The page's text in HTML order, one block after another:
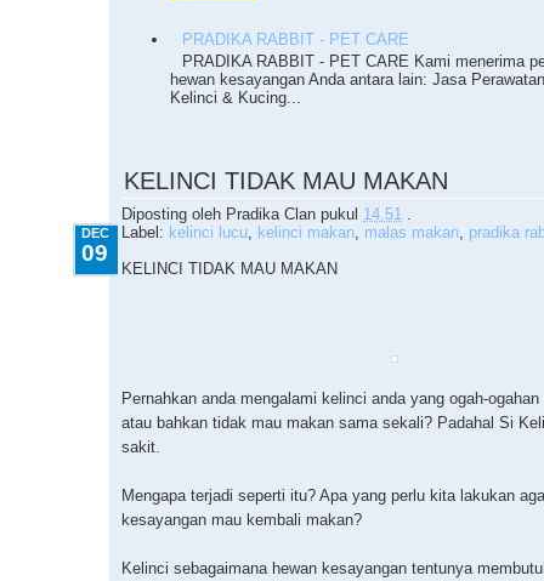
PRADIKA RABBIT - PET CARE
PRADIKA RABBIT - PET CARE Kami menerima
hewan kesayangan Anda antara lain: Jasa
Kelinci & Kucing...
KELINCI TIDAK MAU MAKAN
Diposting oleh Pradika Clan pukul 14.51 .
DEC
09
Label: kelinci lucu, kelinci makan, malas makan, pradika
KELINCI TIDAK MAU MAKAN
Pernahkan anda mengalami kelinci anda yang ogah-
atau bahkan tidak mau makan sama sekali? Padahal Si
sakit.
Mengapa terjadi seperti itu? Apa yang perlu kita lakukan
kesayangan mau kembali makan?
Kelinci sebagaimana hewan kesayangan tentunya